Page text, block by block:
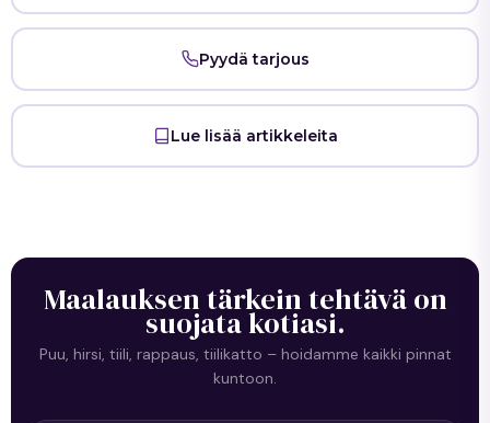
Pyydä tarjous
Lue lisää artikkeleita
Maalauksen tärkein tehtävä on
suojata kotiasi.
Puu, hirsi, tiili, rappaus, tiilikatto – hoidamme kaikki pinnat
kuntoon.